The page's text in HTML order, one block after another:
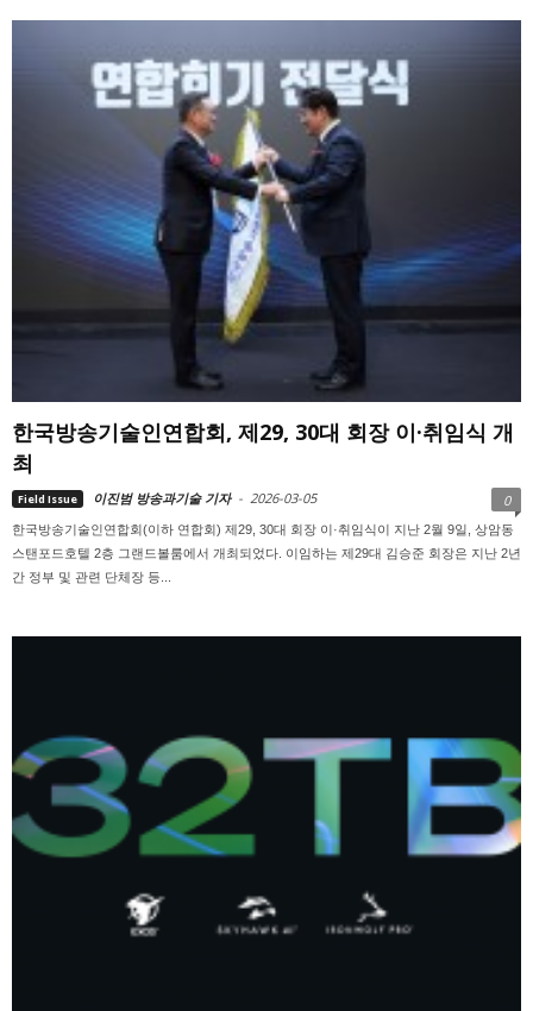
한국방송기술인연합회, 제29, 30대 회장 이·취임식 개
최
Field Issue 이진범 방송과기술 기자 - 2026-03-05 0
한국방송기술인연합회(이하 연합회) 제29, 30대 회장 이·취임식이 지난 2월 9일, 상암동
스탠포드호텔 2층 그랜드볼룸에서 개최되었다. 이임하는 제29대 김승준 회장은 지난 2년
간 정부 및 관련 단체장 등...